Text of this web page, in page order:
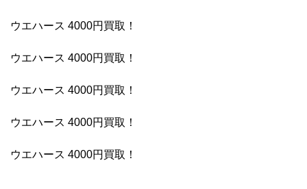
ウエハース 4000円買取！
ウエハース 4000円買取！
ウエハース 4000円買取！
ウエハース 4000円買取！
ウエハース 4000円買取！